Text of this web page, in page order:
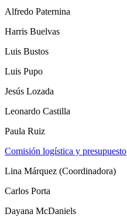
Alfredo Paternina
Harris Buelvas
Luis Bustos
Luis Pupo
Jesús Lozada
Leonardo Castilla
Paula Ruiz
Comisión logística y presupuesto
Lina Márquez (Coordinadora)
Carlos Porta
Dayana McDaniels